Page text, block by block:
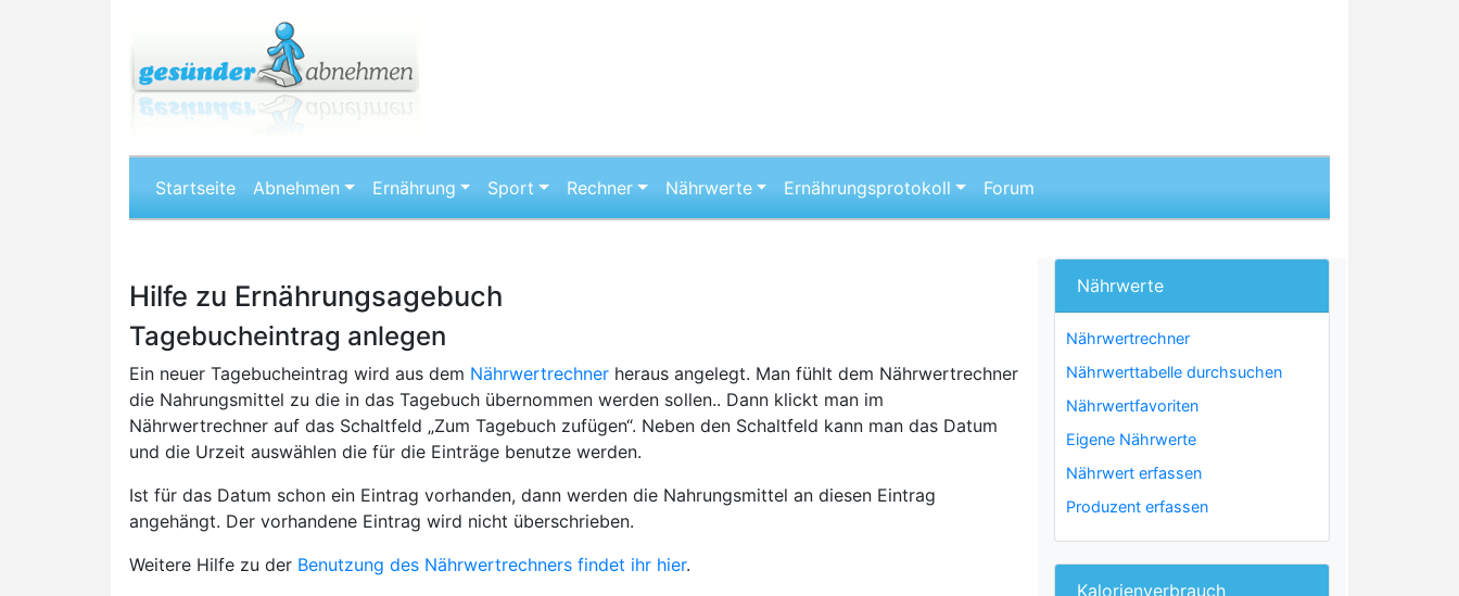
Startseite Abnehmen Ernährung Sport Rechner Nährwerte Ernährungsprotokoll Forum
Hilfe zu Ernährungsagebuch
Tagebucheintrag anlegen
Ein neuer Tagebucheintrag wird aus dem Nährwertrechner heraus angelegt. Man fühlt dem Nährwertrechner
die Nahrungsmittel zu die in das Tagebuch übernommen werden sollen.. Dann klickt man im
Nährwertrechner auf das Schaltfeld „Zum Tagebuch zufügen“. Neben den Schaltfeld kann man das Datum
und die Urzeit auswählen die für die Einträge benutze werden.
Ist für das Datum schon ein Eintrag vorhanden, dann werden die Nahrungsmittel an diesen Eintrag
angehängt. Der vorhandene Eintrag wird nicht überschrieben.
Weitere Hilfe zu der Benutzung des Nährwertrechners findet ihr hier.
Nährwerte
Nährwertrechner
Nährwerttabelle durchsuchen
Nährwertfavoriten
Eigene Nährwerte
Nährwert erfassen
Produzent erfassen
Kalorienverbrauch